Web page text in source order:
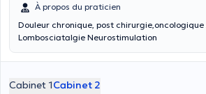
À propos du praticien
Douleur chronique, post
Lombosciatalgie Neurostimulation
Cabinet 1Cabinet 2